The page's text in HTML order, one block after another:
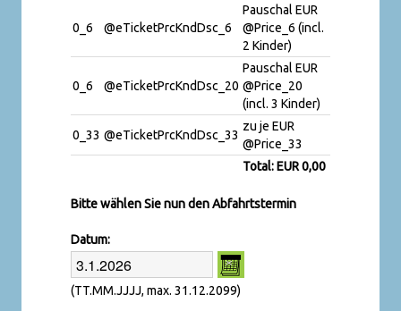
0_6 @eTicketPrcKndDsc_6
Pauschal EUR
@Price_6 (incl.
2 Kinder)
0_6 @eTicketPrcKndDsc_20
Pauschal EUR
@Price_20
(incl. 3 Kinder)
0_33 @eTicketPrcKndDsc_33
zu je EUR
@Price_33
Total: EUR 0,00
Bitte wählen Sie nun den Abfahrtstermin
Datum:
(TT.MM.JJJJ, max. 31.12.2099)